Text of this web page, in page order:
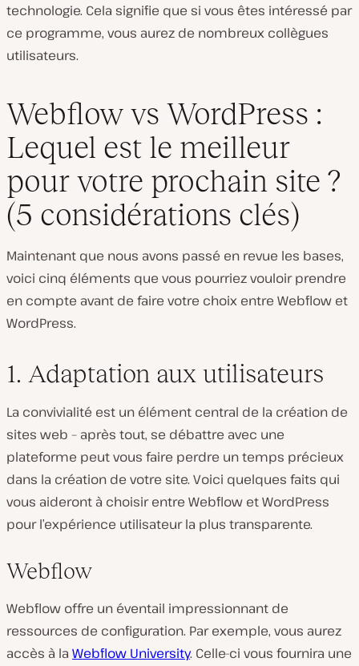
technologie. Cela signifie que si vous êtes intéressé par
ce programme, vous aurez de nombreux collègues
utilisateurs.
Webflow vs WordPress :
Lequel est le meilleur
pour votre prochain site ?
(5 considérations clés)
Maintenant que nous avons passé en revue les bases,
voici cinq éléments que vous pourriez vouloir prendre
en compte avant de faire votre choix entre Webflow et
WordPress.
1. Adaptation aux utilisateurs
La convivialité est un élément central de la création de
sites web – après tout, se débattre avec une
plateforme peut vous faire perdre un temps précieux
dans la création de votre site. Voici quelques faits qui
vous aideront à choisir entre Webflow et WordPress
pour l’expérience utilisateur la plus transparente.
Webflow
Webflow offre un éventail impressionnant de
ressources de configuration. Par exemple, vous aurez
accès à la Webflow University. Celle-ci vous fournira une